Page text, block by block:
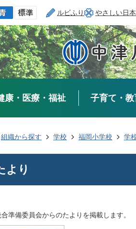
ルビふり やさしい日
康・医療・福祉 子育て・教
組織から探す 学校 福岡小学校 学
より
準備委員会からのたよりを掲載します。